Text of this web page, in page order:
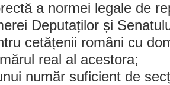
a normei legale de
Deputaților și
cetățenii români cu
real al acestora;
număr suficient de